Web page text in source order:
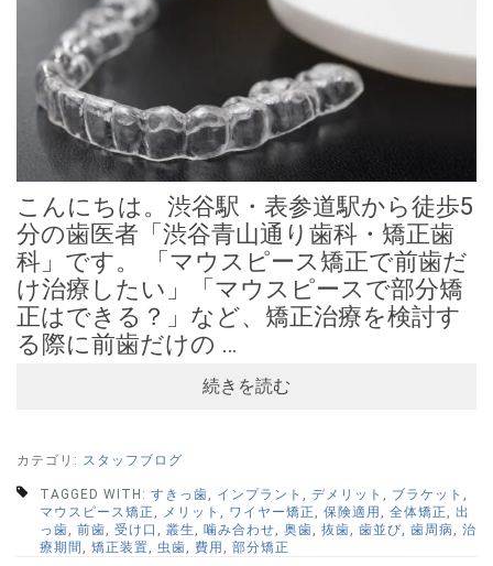
こんにちは。渋谷駅・表参道駅から徒歩5
分の歯医者「渋谷青山通り歯科・矯正歯
科」です。 「マウスピース矯正で前歯だ
け治療したい」「マウスピースで部分矯
正はできる？」など、矯正治療を検討す
る際に前歯だけの …
続きを読む
カテゴリ: スタッフブログ
TAGGED WITH: すきっ歯, インプラント , デメリット , ブラケット ,
マウスピース矯正 , メリット , ワイヤー矯正 , 保険適用 , 全体矯正 , 出
っ歯, 前歯, 受け口 , 叢生 , 噛み合わせ, 奥歯, 抜歯, 歯並び, 歯周病, 治
療期間 , 矯正装置, 虫歯, 費用 , 部分矯正